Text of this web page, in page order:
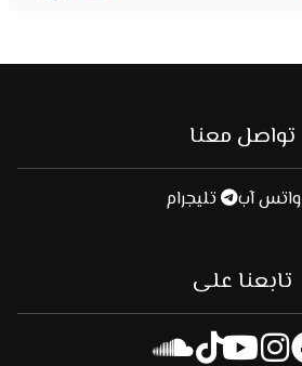
تواصل معنا
واتس آب تليجرام
تابعنا على